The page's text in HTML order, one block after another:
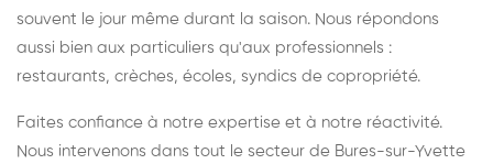
souvent le jour même durant la saison. Nous répondons
aussi bien aux particuliers qu'aux professionnels :
restaurants, crèches, écoles, syndics de copropriété.
Faites confiance à notre expertise et à notre réactivité.
Nous intervenons dans tout le secteur de Bures-sur-Yvette